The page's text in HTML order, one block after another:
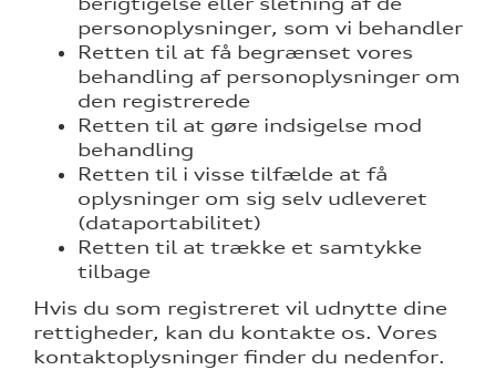
personoplysninger, som vi behandler
Retten til at få begrænset vores
behandling af personoplysninger om
den registrerede
Retten til at gøre indsigelse mod
behandling
Retten til i visse tilfælde at få
oplysninger om sig selv udleveret
(dataportabilitet)
Retten til at trække et samtykke
tilbage
Hvis du som registreret vil udnytte dine
rettigheder, kan du kontakte os. Vores
kontaktoplysninger finder du nedenfor.